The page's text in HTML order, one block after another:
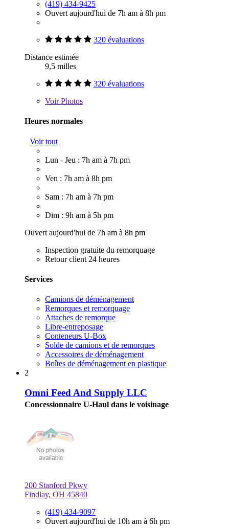
(419) 434-9425
Ouvert aujourd'hui de 7h am à 8h pm
320 évaluations
Distance estimée
9,5 milles
320 évaluations
VoirPhotos
Heures normales
Voir tout
Lun - Jeu : 7h am à 7h pm
Ven : 7h am à 8h pm
Sam : 7h am à 7h pm
Dim : 9h am à 5h pm
Ouvert aujourd'hui de 7h am à 8h pm
Inspection gratuite du remorquage
Retour client 24 heures
Services
Camions de déménagement
Remorques et remorquage
Attaches de remorque
Libre-entreposage
Conteneurs U-Box
Solde de camions et de remorques
Accessoires de déménagement
Boîtes de déménagement en plastique
2
Omni Feed And Supply LLC
Concessionnaire U-Haul dans le voisinage
200 Stanford Pkwy
Findlay, OH 45840
(419) 434-9097
Ouvert aujourd'hui de 10h am à 6h pm